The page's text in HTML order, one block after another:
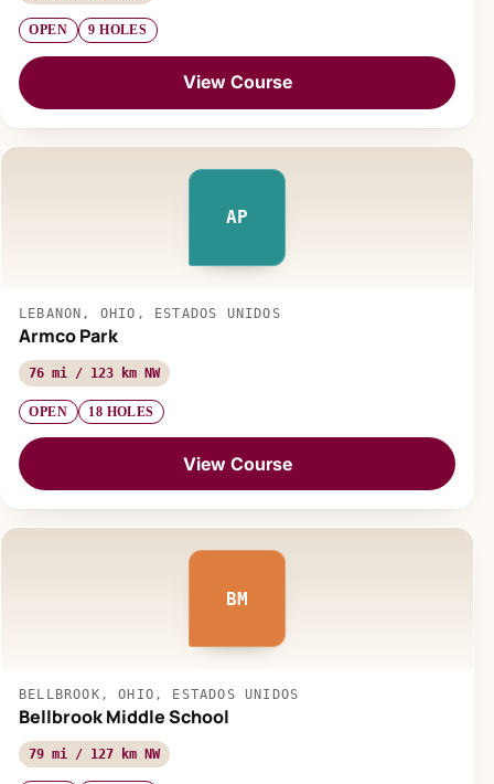
OPEN 9 HOLES
View Course
AP
LEBANON, OHIO, ESTADOS UNIDOS
Armco Park
76 mi / 123 km NW
OPEN 18 HOLES
View Course
BM
BELLBROOK, OHIO, ESTADOS UNIDOS
Bellbrook Middle School
79 mi / 127 km NW